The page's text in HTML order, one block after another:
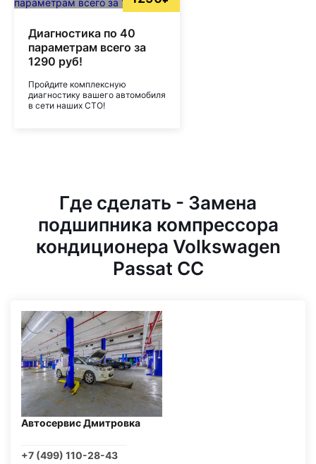
Диагностика по 40
параметрам всего за
1290 руб!
Пройдите комплексную
диагностику вашего автомобиля
в сети наших СТО!
Где сделать - Замена
подшипника компрессора
кондиционера Volkswagen
Passat CC
Автосервис Дмитровка
+7 (499) 110-28-43